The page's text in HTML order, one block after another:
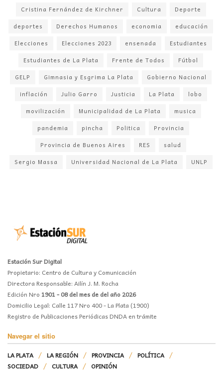
Cristina Fernández de Kirchner
Cultura
Deporte
deportes
Derechos Humanos economia
educación
Elecciones
Elecciones 2023 ensenada
Estudiantes
Estudiantes de La Plata
Frente de Todos
Fútbol
GELP
Gimnasia y Esgrima La Plata
Gobierno Nacional
inflación
Julio Garro Justicia La Plata
lobo
movilización
Municipalidad de La Plata
musica
pandemia
pincha Politica
Provincia
Provincia de Buenos Aires
RES
salud
Sergio Massa
Universidad Nacional de La Plata UNLP
Estación Sur Digital
Propietario: Centro de Cultura y Comunicación
Directora Responsable: Ailín J. M. Rocha
Edición Nro 1901 - 08 del mes de del año 2026
Domicilio Legal: Calle 117 Nro 400 - La Plata (1900)
Registro de Publicaciones Periódicas DNDA en trámite
Navegar el sitio
LA PLATA LA REGIÓN PROVINCIA
POLÍTICA
SOCIEDAD
CULTURA OPINIÓN